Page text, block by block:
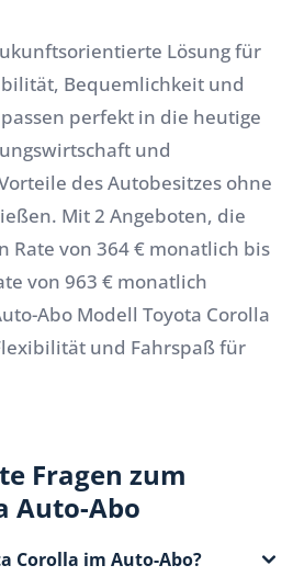
Lösung für
Bequemlichkeit und
perfekt in die heutige
und
des Autobesitzes ohne
Mit 2 Angeboten, die
Rate von 364 € monatlich bis
von 963 € monatlich
Abo Modell Toyota Corolla
und Fahrspaß für
Fragen zum
Auto-Abo
Corolla im Auto-Abo?